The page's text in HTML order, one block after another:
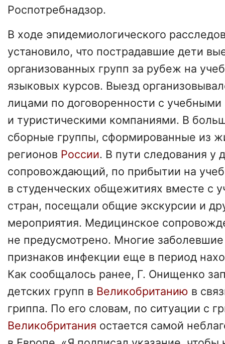
Роспотребнадзор.
В ходе эпидемиологического
установило, что пострадавшие дети
организованных групп за рубеж на
языковых курсов. Выезд
лицами по договоренности с учебными
и туристическими компаниями. В
сборные группы, сформированные из
регионов России. В пути следования у
сопровождающий, по прибытии на
в студенческих общежитиях вместе с
стран, посещали общие экскурсии и
мероприятия. Медицинское
не предусмотрено. Многие
признаков инфекции еще в период
Как сообщалось ранее, Г. Онищенко
детских групп в Великобританию в
гриппа. По его словам, по ситуации с
Великобритания остается самой